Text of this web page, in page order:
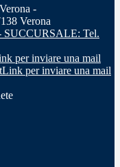
-
Verona
SUCCURSALE: Tel.
per inviare una mail
Link per inviare una mail